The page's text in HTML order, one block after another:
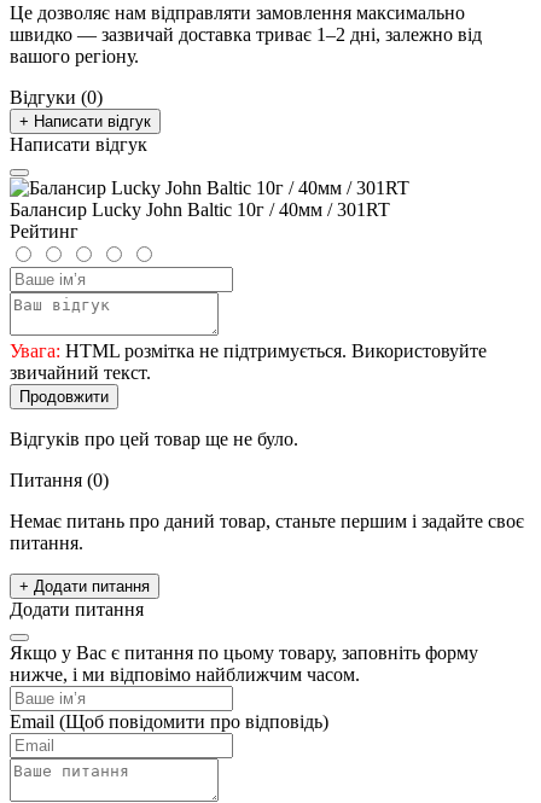
Це дозволяє нам відправляти замовлення максимально
швидко — зазвичай доставка триває 1–2 дні, залежно від
вашого регіону.
Відгуки (0)
+ Написати відгук
Написати відгук
Балансир Lucky John Baltic 10г / 40мм / 301RT
Рейтинг
Увага: HTML розмітка не підтримується. Використовуйте
звичайний текст.
Продовжити
Відгуків про цей товар ще не було.
Питання (0)
Немає питань про даний товар, станьте першим і задайте своє
питання.
+ Додати питання
Додати питання
Якщо у Вас є питання по цьому товару, заповніть форму
нижче, і ми відповімо найближчим часом.
Email (Щоб повідомити про відповідь)